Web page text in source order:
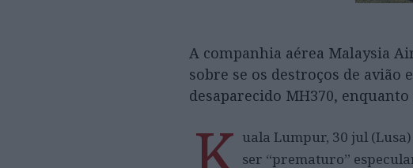
A companhia aérea Malaysia
sobre se os destroços de avião
desaparecido MH370,
uala Lumpur, 30 jul
ser “prematuro”